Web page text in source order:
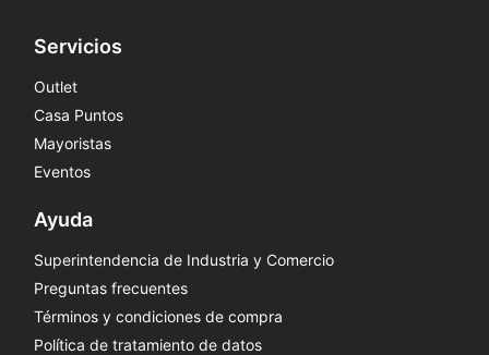
Servicios
Outlet
Casa Puntos
Mayoristas
Eventos
Ayuda
Superintendencia de Industria y Comercio
Preguntas frecuentes
Términos y condiciones de compra
Política de tratamiento de datos